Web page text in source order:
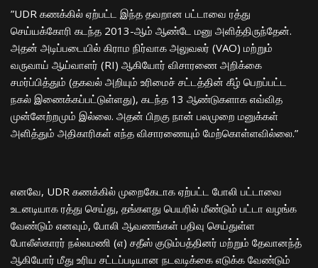
​”UDR கணக்கில் ஏற்பட்ட இந்த தவறான பட்டாவை ரத்து
செய்யக்கோரி கடந்த 2013-ஆம் ஆண்டே மனு அளித்திருந்தேன்.
அதன் அடிப்படையில் கிராம நிர்வாக அலுவலர் (VAO) மற்றும்
வருவாய் ஆய்வாளர் (RI) ஆகியோர் விசாரணை அறிக்கை
சமர்ப்பித்தும் (தகவல் அறியும் உரிமைச் சட்டத்தின் கீழ் பெறப்பட்ட
நகல் இணைக்கப்பட்டுள்ளது), கடந்த 13 ஆண்டுகளாக எவ்வித
முன்னேற்றமும் இல்லை. அதன் பிறகு நான் பலமுறை மனுக்கள்
அளித்தும் அதிகாரிகள் எந்த விசாரணையும் மேற்கொள்ளவில்லை.”
​எனவே, UDR கணக்கில் முறைகேடாக ஏற்பட்ட போலி பட்டாவை
உடனடியாக ரத்து செய்து, தங்களது பெயரில் மீண்டும் பட்டா வழங்க
வேண்டும் எனவும், போலி ஆவணங்கள் பதிவு செய்துள்ள
போலீஸ்காரர் நல்லமணி (எ) சதீஸ் குடும்பத்தினர் மற்றும் தேவானந்த்
ஆகியோர் மீது உரிய சட்டப்படியான நடவடிக்கை எடுக்க வேண்டும்